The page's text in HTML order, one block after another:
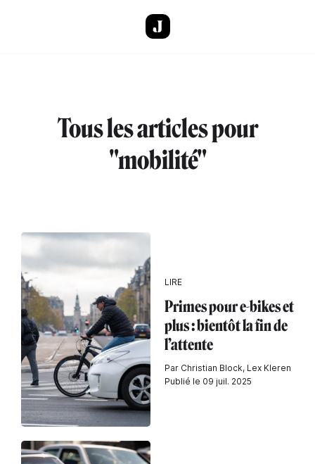
Tous les articles pour
"mobilité"
LIRE
Primes pour e-bikes et
plus : bientôt la fin de
l’attente
Par Christian Block, Lex Kleren
Publié le 09 juil. 2025